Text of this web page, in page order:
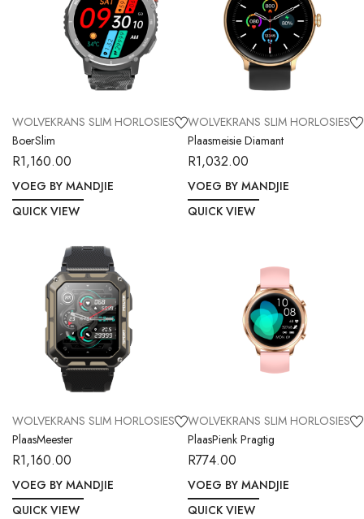
WOLVEKRANS SLIM HORLOSIES
BoerSlim
R1,160.00
VOEG BY MANDJIE
QUICK VIEW
WOLVEKRANS SLIM HORLOSIES
Plaasmeisie Diamant
R1,032.00
VOEG BY MANDJIE
QUICK VIEW
WOLVEKRANS SLIM HORLOSIES
PlaasMeester
R1,160.00
VOEG BY MANDJIE
QUICK VIEW
WOLVEKRANS SLIM HORLOSIES
PlaasPienk Pragtig
R774.00
VOEG BY MANDJIE
QUICK VIEW